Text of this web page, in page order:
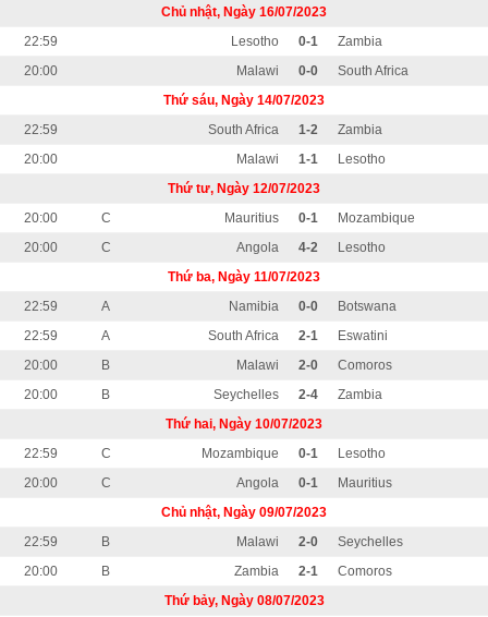
Chủ nhật, Ngày 16/07/2023
22:59
Lesotho 0-1
Zambia
20:00
Malawi 0-0
South Africa
Thứ sáu, Ngày 14/07/2023
22:59
South Africa 1-2
Zambia
20:00
Malawi 1-1
Lesotho
Thứ tư, Ngày 12/07/2023
20:00
C Mauritius 0-1
Mozambique
20:00
C Angola 4-2
Lesotho
Thứ ba, Ngày 11/07/2023
22:59
A Namibia 0-0
Botswana
22:59
A South Africa 2-1
Eswatini
20:00
B Malawi 2-0
Comoros
20:00
B Seychelles 2-4
Zambia
Thứ hai, Ngày 10/07/2023
22:59
C Mozambique 0-1
Lesotho
20:00
C Angola 0-1
Mauritius
Chủ nhật, Ngày 09/07/2023
22:59
B Malawi 2-0
Seychelles
20:00
B Zambia 2-1
Comoros
Thứ bảy, Ngày 08/07/2023